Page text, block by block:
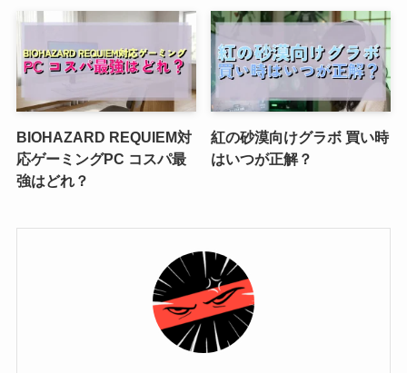
BIOHAZARD REQUIEM対
応ゲーミングPC コスパ最
強はどれ？
紅の砂漠向けグラボ 買い時
はいつが正解？